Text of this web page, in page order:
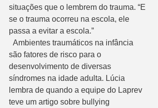
situações que o lembrem do trauma. “E
se o trauma ocorreu na escola, ele
passa a evitar a escola.”
são fatores de risco para o
desenvolvimento de diversas
síndromes na idade adulta. Lúcia
lembra de quando a equipe do Laprev
teve um artigo sobre bullying